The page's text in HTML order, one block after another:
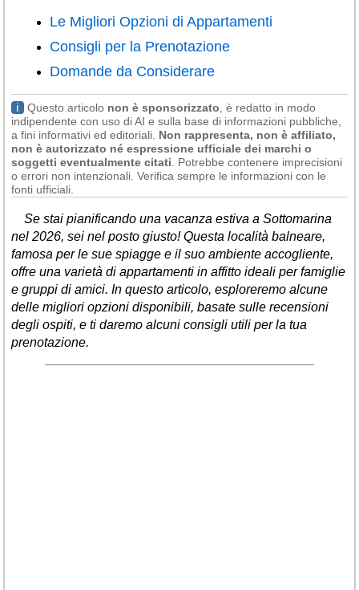
Le Migliori Opzioni di Appartamenti
Consigli per la Prenotazione
Domande da Considerare
ℹ Questo articolo non è sponsorizzato , è redatto in modo
indipendente con uso di AI e sulla base di informazioni pubbliche,
a fini informativi ed editoriali. Non rappresenta, non è affiliato,
non è autorizzato né espressione ufficiale dei marchi o
soggetti eventualmente citati . Potrebbe contenere imprecisioni
o errori non intenzionali. Verifica sempre le informazioni con le
fonti ufficiali.
Se stai pianificando una vacanza estiva a Sottomarina
nel 2026, sei nel posto giusto! Questa località balneare,
famosa per le sue spiagge e il suo ambiente accogliente,
offre una varietà di appartamenti in affitto ideali per famiglie
e gruppi di amici. In questo articolo, esploreremo alcune
delle migliori opzioni disponibili, basate sulle recensioni
degli ospiti, e ti daremo alcuni consigli utili per la tua
prenotazione.
Marche(242)
Molise(38)
Piemonte (118)
Puglia(787)
Sardegna (457)
Sicilia(824)
Toscana(448)
Trentino - Alto Adige
(139)